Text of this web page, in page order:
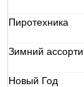
Пиротехника
Зимний
Новый Год